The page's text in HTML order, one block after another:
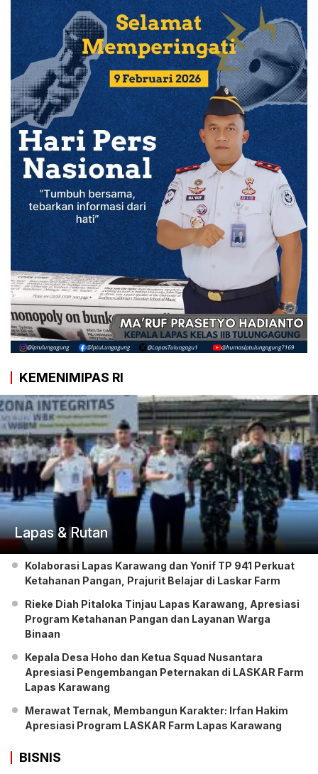
KEMENIMIPAS RI
Lapas & Rutan
Kolaborasi Lapas Karawang dan Yonif TP 941 Perkuat
Ketahanan Pangan, Prajurit Belajar di Laskar Farm
Rieke Diah Pitaloka Tinjau Lapas Karawang, Apresiasi
Program Ketahanan Pangan dan Layanan Warga
Binaan
Kepala Desa Hoho dan Ketua Squad Nusantara
Apresiasi Pengembangan Peternakan di LASKAR Farm
Lapas Karawang
Merawat Ternak, Membangun Karakter: Irfan Hakim
Apresiasi Program LASKAR Farm Lapas Karawang
BISNIS